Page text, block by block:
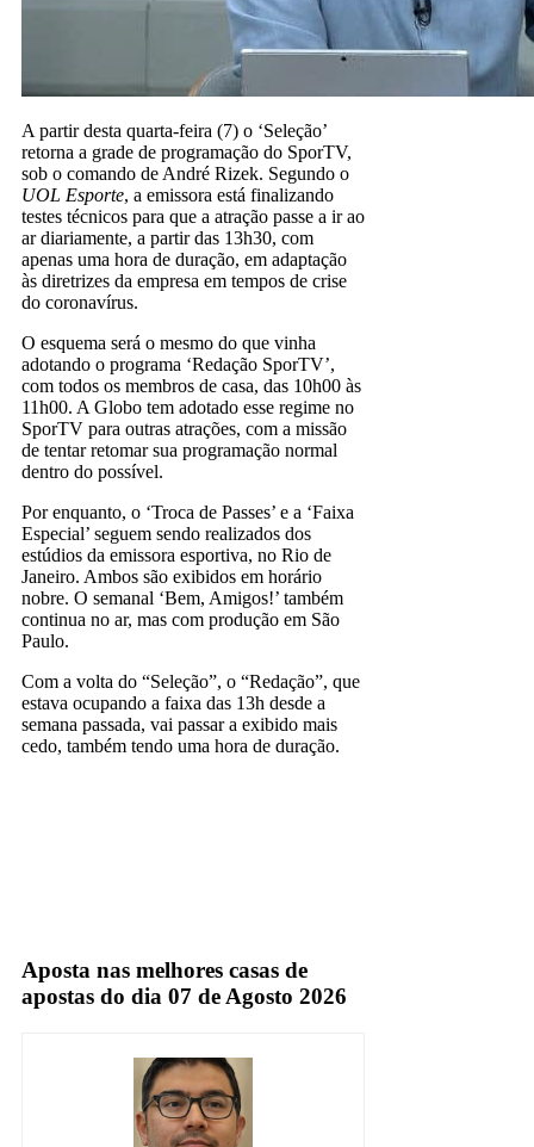
A partir desta quarta-feira (7) o ‘Seleção’
retorna a grade de programação do SporTV,
sob o comando de André Rizek. Segundo o
UOL Esporte, a emissora está finalizando
testes técnicos para que a atração passe a ir ao
ar diariamente, a partir das 13h30, com
apenas uma hora de duração, em adaptação
às diretrizes da empresa em tempos de crise
do coronavírus.
O esquema será o mesmo do que vinha
adotando o programa ‘Redação SporTV’,
com todos os membros de casa, das 10h00 às
11h00. A Globo tem adotado esse regime no
SporTV para outras atrações, com a missão
de tentar retomar sua programação normal
dentro do possível.
Por enquanto, o ‘Troca de Passes’ e a ‘Faixa
Especial’ seguem sendo realizados dos
estúdios da emissora esportiva, no Rio de
Janeiro. Ambos são exibidos em horário
nobre. O semanal ‘Bem, Amigos!’ também
continua no ar, mas com produção em São
Paulo.
Com a volta do “Seleção”, o “Redação”, que
estava ocupando a faixa das 13h desde a
semana passada, vai passar a exibido mais
cedo, também tendo uma hora de duração.
Aposta nas melhores casas de
apostas do dia 07 de Agosto 2026